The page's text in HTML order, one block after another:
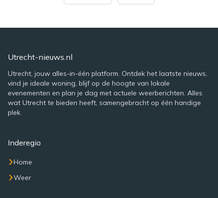
Utrecht-nieuws.nl
Utrecht, jouw alles-in-één platform. Ontdek het laatste nieuws,
vind je ideale woning, blijf op de hoogte van lokale
evenementen en plan je dag met actuele weerberichten. Alles
wat Utrecht te bieden heeft, samengebracht op één handige
plek.
Inderegio
Home
Weer